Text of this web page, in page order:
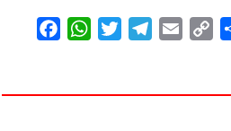
F
e
W
t
T
t
T
e
E
i
C
y